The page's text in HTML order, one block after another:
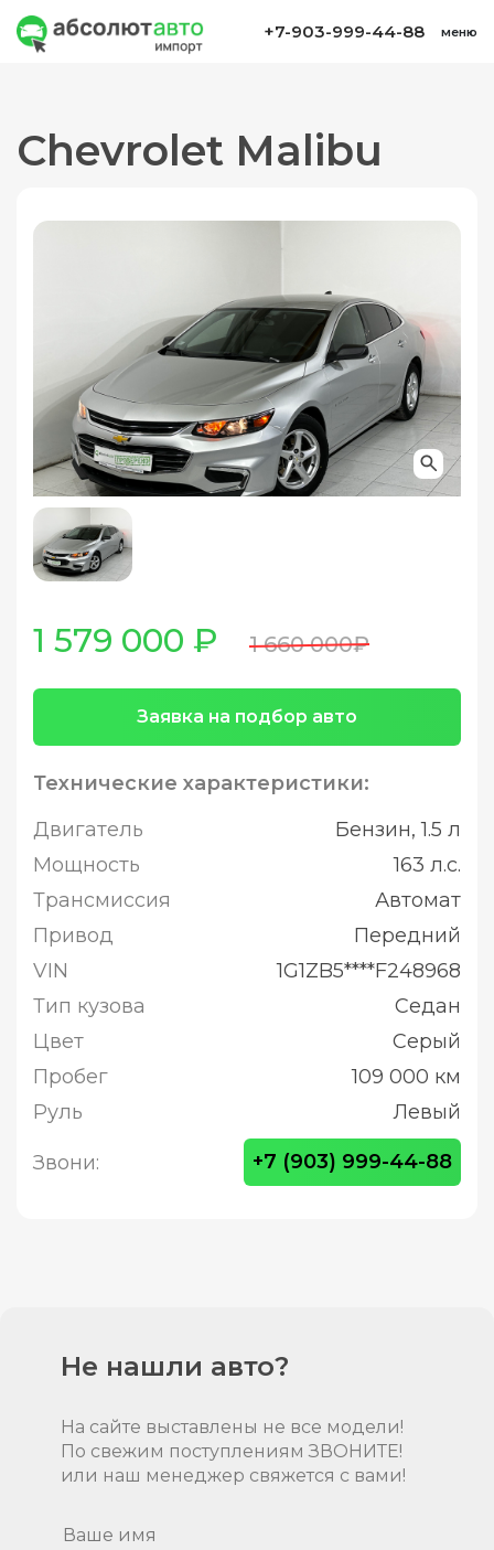
+7-903-999-44-88 меню
Chevrolet Malibu
1 579 000 ₽ 1 660 000₽
Заявка на подбор авто
Технические характеристики:
Двигатель
Бензин, 1.5 л
Мощность
163 л.с.
Трансмиссия
Автомат
Привод
Передний
VIN
1G1ZB5****F248968
Тип кузова
Седан
Цвет
Серый
Пробег
109 000 км
Руль
Левый
Звони: +7 (903) 999-44-88
Не нашли авто?
На сайте выставлены не все модели!
По свежим поступлениям ЗВОНИТЕ!
или наш менеджер свяжется с вами!